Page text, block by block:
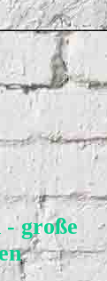
große